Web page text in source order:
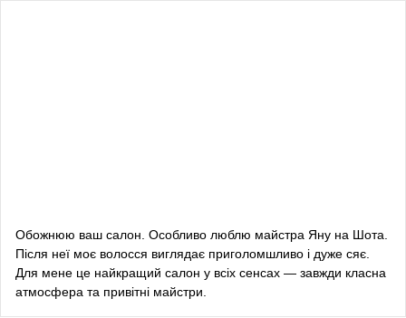
Bazhana
songwriter
Обожнюю ваш салон. Особливо люблю майстра Яну на Шота.
Після неї моє волосся виглядає приголомшливо і дуже сяє.
Для мене це найкращий салон у всіх сенсах — завжди класна
атмосфера та привітні майстри.